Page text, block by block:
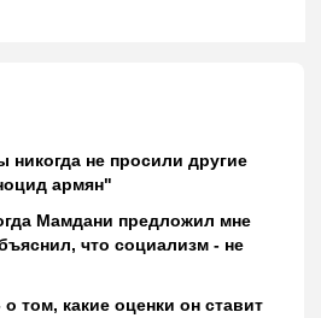
не просили другие
армян"
Мамдани предложил мне
что социализм - не
том, какие оценки он ставит